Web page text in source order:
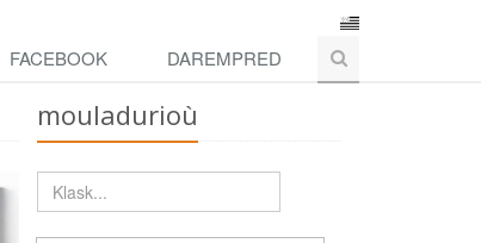
FACEBOOK DAREMPRED
mouladurioù